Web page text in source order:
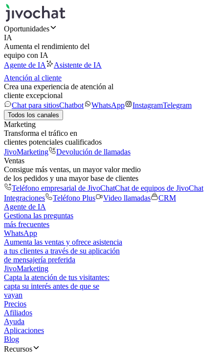
Oportunidades
IA
Aumenta el rendimiento del
equipo con IA
Agente de IA
Asistente de IA
Atención al cliente
Crea una experiencia de atención al
cliente excepcional
Chat para sitiosChatbot WhatsApp InstagramTelegram
Todos los canales
Marketing
Transforma el tráfico en
clientes potenciales cualificados
JivoMarketing
Devolución de llamadas
Ventas
Consigue más ventas, un mayor valor medio
de los pedidos y una mayor base de clientes
Teléfono empresarial de JivoChatChat de equipos de JivoChat
Integraciones
Teléfono Plus Video llamadas
CRM
Agente de IA
Gestiona las preguntas
más frecuentes
WhatsApp
Aumenta las ventas y ofrece asistencia
a tus clientes a través de su aplicación
de mensajería preferida
JivoMarketing
Capta la atención de tus visitantes:
capta su interés antes de que se
vayan
Precios
Afiliados
Ayuda
Aplicaciones
Blog
Recursos